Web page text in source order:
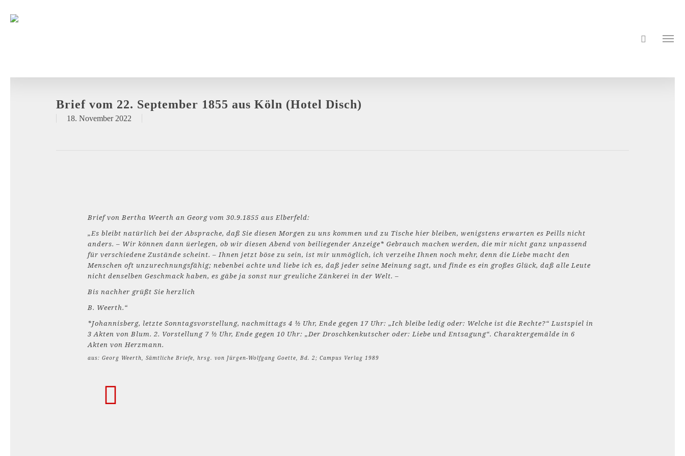
Brief vom 22. September 1855 aus Köln (Hotel Disch)
18. November 2022
Brief von Bertha Weerth an Georg vom 30.9.1855 aus Elberfeld:
„Es bleibt natürlich bei der Absprache, daß Sie diesen Morgen zu uns kommen und zu Tische hier bleiben, wenigstens erwarten es Peills nicht
anders. – Wir können dann üerlegen, ob wir diesen Abend von beiliegender Anzeige* Gebrauch machen werden, die mir nicht ganz unpassend
für verschiedene Zustände scheint. – Ihnen jetzt böse zu sein, ist mir unmöglich, ich verzeihe Ihnen noch mehr, denn die Liebe macht den
Menschen oft unzurechnungsfähig; nebenbei achte und liebe ich es, daß jeder seine Meinung sagt, und finde es ein großes Glück, daß alle Leute
nicht denselben Geschmack haben, es gäbe ja sonst nur greuliche Zänkerei in der Welt. –
Bis nachher grüßt Sie herzlich
B. Weerth.“
*Johannisberg, letzte Sonntagsvorstellung, nachmittags 4 ½ Uhr, Ende gegen 17 Uhr: „Ich bleibe ledig oder: Welche ist die Rechte?“ Lustspiel in
3 Akten von Blum. 2. Vorstellung 7 ½ Uhr, Ende gegen 10 Uhr: „Der Droschkenkutscher oder: Liebe und Entsagung“. Charaktergemälde in 6
Akten von Herzmann.
aus: Georg Weerth, Sämtliche Briefe, hrsg. von Jürgen-Wolfgang Goette, Bd. 2; Campus Verlag 1989